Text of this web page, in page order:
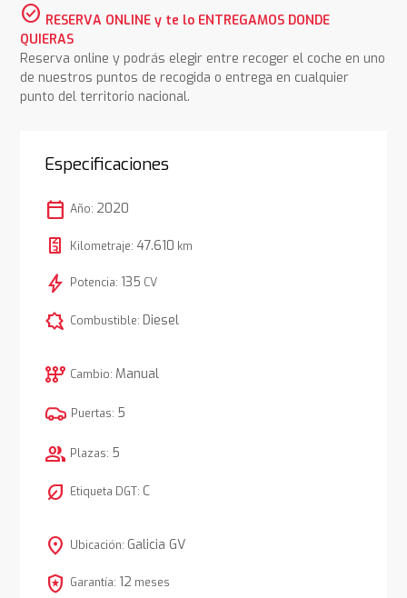
check_circle RESERVA ONLINE y te lo ENTREGAMOS DONDE
QUIERAS
Reserva online y podrás elegir entre recoger el coche en uno
de nuestros puntos de recogida o entrega en cualquier
punto del territorio nacional.
Especificaciones
calendar_today Año: 2020
Kilometraje: 47.610 km
bolt Potencia: 135 CV
comic_bubble Combustible: Diesel
auto_transmission Cambio: Manual
Puertas: 5
group Plazas: 5
nest_eco_leaf Etiqueta DGT: C
location_on Ubicación: Galicia GV
local_police Garantía: 12 meses